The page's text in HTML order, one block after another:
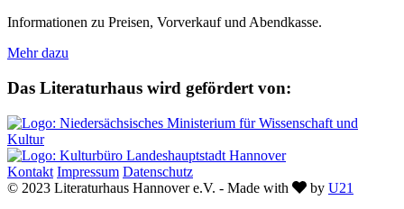
Informationen zu Preisen, Vorverkauf und Abendkasse.
Mehr dazu
Das Literaturhaus wird gefördert von:
Kontakt Impressum Datenschutz
© 2023 Literaturhaus Hannover e.V. - Made with
Love
by U21